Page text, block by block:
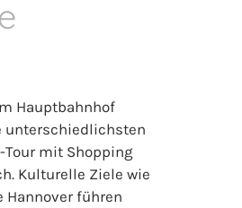
Hauptbahnhof
unterschiedlichsten
mit Shopping
Kulturelle Ziele wie
Hannover führen